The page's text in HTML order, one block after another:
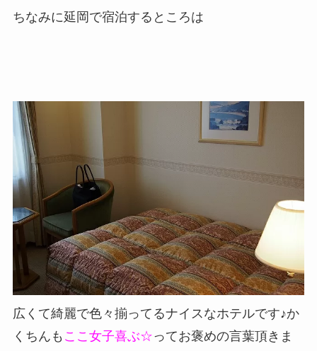
ちなみに延岡で宿泊するところは
広くて綺麗で色々揃ってるナイスなホテルです♪か
くちんも ここ女子喜ぶ☆ってお褒めの言葉頂きま